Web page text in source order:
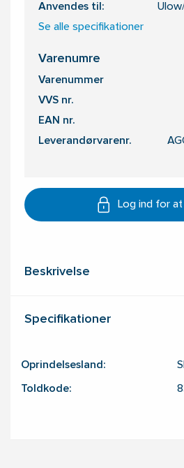
Anvendes til:
Se alle specifikationer
Varenumre
Varenummer
VVS nr.
EAN nr.
Leverandørvarenr.
Log ind for at
Beskrivelse
Specifikationer
Oprindelsesland:
Toldkode: